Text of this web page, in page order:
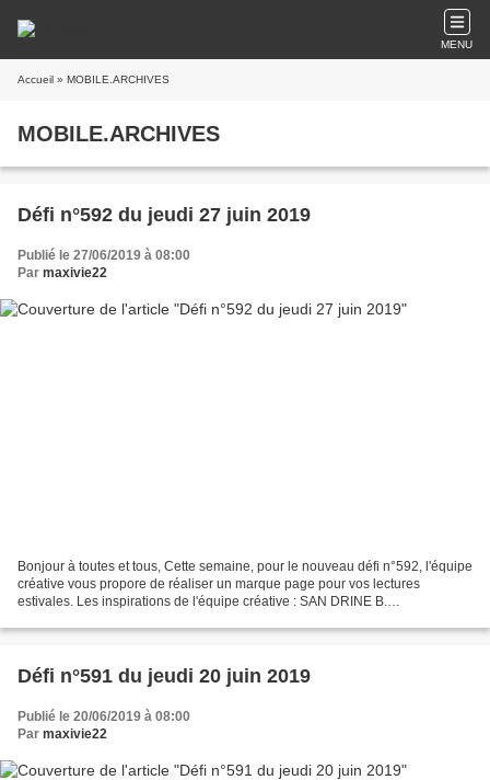
MENU
Accueil » MOBILE.ARCHIVES
MOBILE.ARCHIVES
Défi n°592 du jeudi 27 juin 2019
Publié le 27/06/2019 à 08:00
Par maxivie22
Bonjour à toutes et tous, Cette semaine, pour le nouveau défi n°592, l'équipe
créative vous propore de réaliser un marque page pour vos lectures
estivales. Les inspirations de l'équipe créative : SAN DRINE B.
Défi n°591 du jeudi 20 juin 2019
Publié le 20/06/2019 à 08:00
Par maxivie22